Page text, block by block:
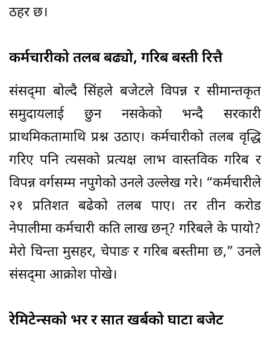
ठहर छ।
कर्मचारीको तलब बढ्यो, गरिब बस्ती रित्तै
संसद्‌मा बोल्दै सिंहले बजेटले विपन्न र सीमान्तकृत
समुदायलाई छुन नसकेको भन्दै सरकारी
प्राथमिकतामाथि प्रश्न उठाए। कर्मचारीको तलब वृद्धि
गरिए पनि त्यसको प्रत्यक्ष लाभ वास्तविक गरिब र
विपन्न वर्गसम्म नपुगेको उनले उल्लेख गरे। “कर्मचारीले
२१ प्रतिशत बढेको तलब पाए। तर तीन करोड
नेपालीमा कर्मचारी कति लाख छन्? गरिबले के पायो?
मेरो चिन्ता मुसहर, चेपाङ र गरिब बस्तीमा छ,” उनले
संसद्‌मा आक्रोश पोखे।
रेमिटेन्सको भर र सात खर्बको घाटा बजेट